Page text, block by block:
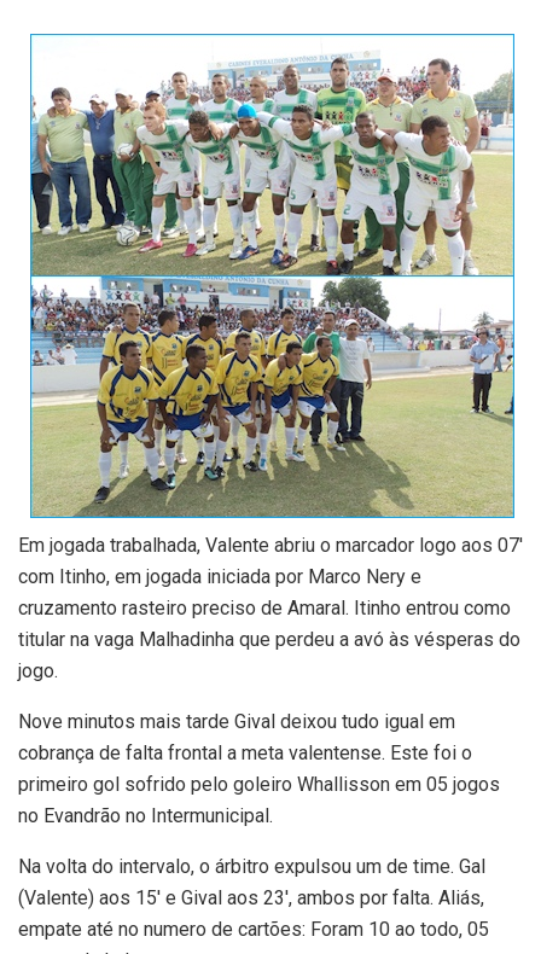
Em jogada trabalhada, Valente abriu o marcador logo aos 07′
com Itinho, em jogada iniciada por Marco Nery e
cruzamento rasteiro preciso de Amaral. Itinho entrou como
titular na vaga Malhadinha que perdeu a avó às vésperas do
jogo.
Nove minutos mais tarde Gival deixou tudo igual em
cobrança de falta frontal a meta valentense. Este foi o
primeiro gol sofrido pelo goleiro Whallisson em 05 jogos
no Evandrão no Intermunicipal.
Na volta do intervalo, o árbitro expulsou um de time. Gal
(Valente) aos 15′ e Gival aos 23′, ambos por falta. Aliás,
empate até no numero de cartões: Foram 10 ao todo, 05